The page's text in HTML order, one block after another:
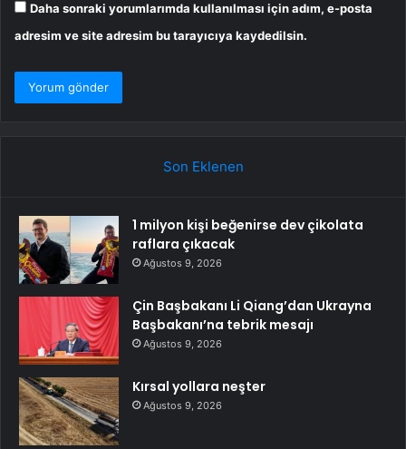
Daha sonraki yorumlarımda kullanılması için adım, e-posta
adresim ve site adresim bu tarayıcıya kaydedilsin.
Son Eklenen
1 milyon kişi beğenirse dev çikolata
raflara çıkacak
Ağustos 9, 2026
Çin Başbakanı Li Qiang’dan Ukrayna
Başbakanı’na tebrik mesajı
Ağustos 9, 2026
Kırsal yollara neşter
Ağustos 9, 2026